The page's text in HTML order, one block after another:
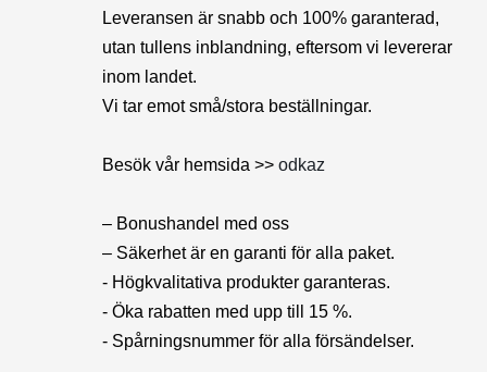
Leveransen är snabb och 100% garanterad,
utan tullens inblandning, eftersom vi levererar
inom landet.
Vi tar emot små/stora beställningar.
Besök vår hemsida >> odkaz
– Bonushandel med oss
– Säkerhet är en garanti för alla paket.
- Högkvalitativa produkter garanteras.
- Öka rabatten med upp till 15 %.
- Spårningsnummer för alla försändelser.